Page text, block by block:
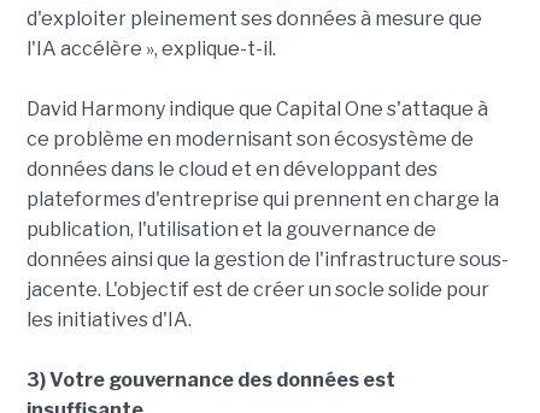
d'exploiter pleinement ses données à mesure que
l'IA accélère », explique-t-il.
David Harmony indique que Capital One s'attaque à
ce problème en modernisant son écosystème de
données dans le cloud et en développant des
plateformes d'entreprise qui prennent en charge la
publication, l'utilisation et la gouvernance de
données ainsi que la gestion de l'infrastructure sous-
jacente. L'objectif est de créer un socle solide pour
les initiatives d'IA.
3) Votre gouvernance des données est